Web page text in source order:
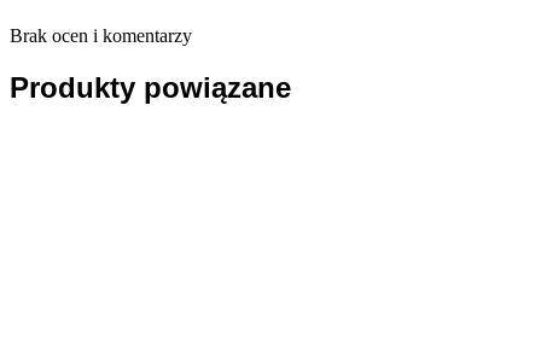
Brak ocen i komentarzy
Produkty powiązane